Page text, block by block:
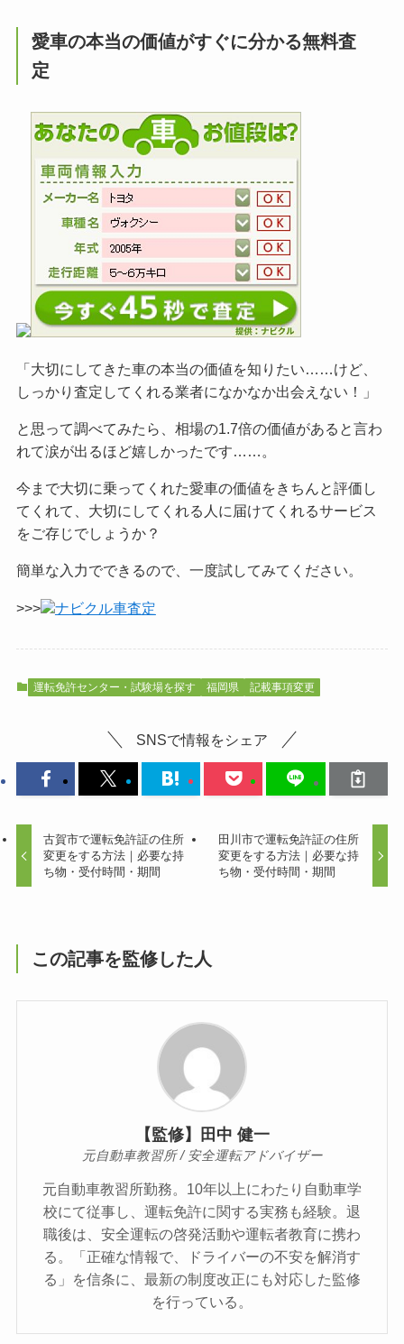
愛車の本当の価値がすぐに分かる無料査
定
「大切にしてきた車の本当の価値を知りたい……けど、
しっかり査定してくれる業者になかなか出会えない！」
と思って調べてみたら、相場の1.7倍の価値があると言わ
れて涙が出るほど嬉しかったです……。
今まで大切に乗ってくれた愛車の価値をきちんと評価し
てくれて、大切にしてくれる人に届けてくれるサービス
をご存じでしょうか？
簡単な入力でできるので、一度試してみてください。
>>> ナビクル車査定
運転免許センター・試験場を探す 福岡県 記載事項変更
SNSで情報をシェア
古賀市で運転免許証の住所
変更をする方法｜必要な持
ち物・受付時間・期間
田川市で運転免許証の住所
変更をする方法｜必要な持
ち物・受付時間・期間
この記事を監修した人
【監修】田中 健一
元自動車教習所 / 安全運転アドバイザー
元自動車教習所勤務。10年以上にわたり自動車学
校にて従事し、運転免許に関する実務も経験。退
職後は、安全運転の啓発活動や運転者教育に携わ
る。「正確な情報で、ドライバーの不安を解消す
る」を信条に、最新の制度改正にも対応した監修
を行っている。